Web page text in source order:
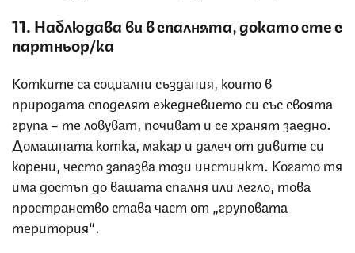
11. Наблюдава ви в спалнята, докато сте с
партньор/ка
Котките са социални създания, които в
природата споделят ежедневието си със своята
група – те ловуват, почиват и се хранят заедно.
Домашната котка, макар и далеч от дивите си
корени, често запазва този инстинкт. Когато тя
има достъп до вашата спалня или легло, това
пространство става част от „груповата
територия“.